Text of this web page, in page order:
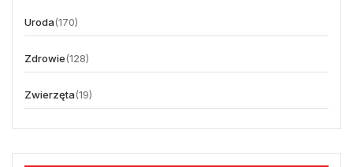
Uroda(170)
Zdrowie(128)
Zwierzęta(19)